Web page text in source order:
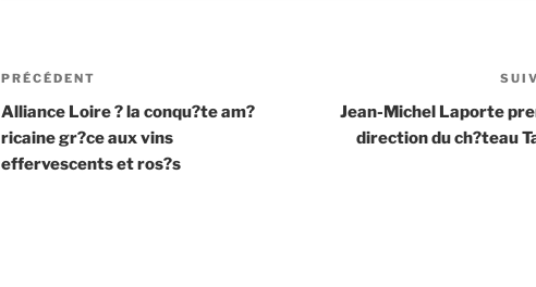
Navigation
de
l’article
Article
précédent
PRÉCÉDENT
Alliance Loire ? la conqu?te am?
ricaine gr?ce aux vins
effervescents et ros?s
Jean-Michel Laporte
direction du ch?teau